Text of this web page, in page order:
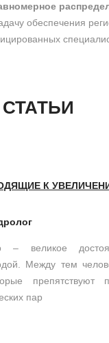
обеспечения
К
– великое
Между тем
препятствуют
пар